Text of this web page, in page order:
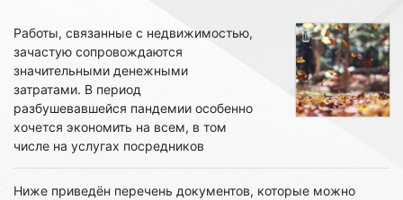
Работы, связанные с недвижимостью,
зачастую сопровождаются
значительными денежными
затратами. В период
разбушевавшейся пандемии особенно
хочется экономить на всем, в том
числе на услугах посредников
Ниже приведён перечень документов, которые можно